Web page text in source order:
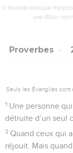
© Société biblique
une Bible
Proverbes
Seuls les Évangiles
1 Une personne
détruite d’un seul
2 Quand ceux qui
réjouit. Mais